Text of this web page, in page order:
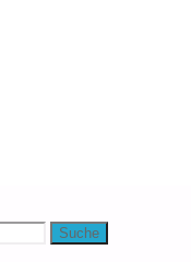
Suche
Datenschutzerklärung